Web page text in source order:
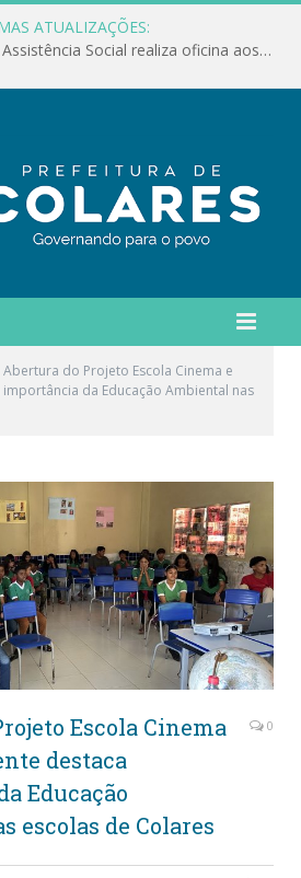
ATUALIZAÇÕES:
Conselho Municipal de Assistência Social realiza oficina aos servidores
Abertura do Projeto Escola Cinema e
da Educação Ambiental nas
Escola Cinema
destaca
Educação
escolas de Colares
0